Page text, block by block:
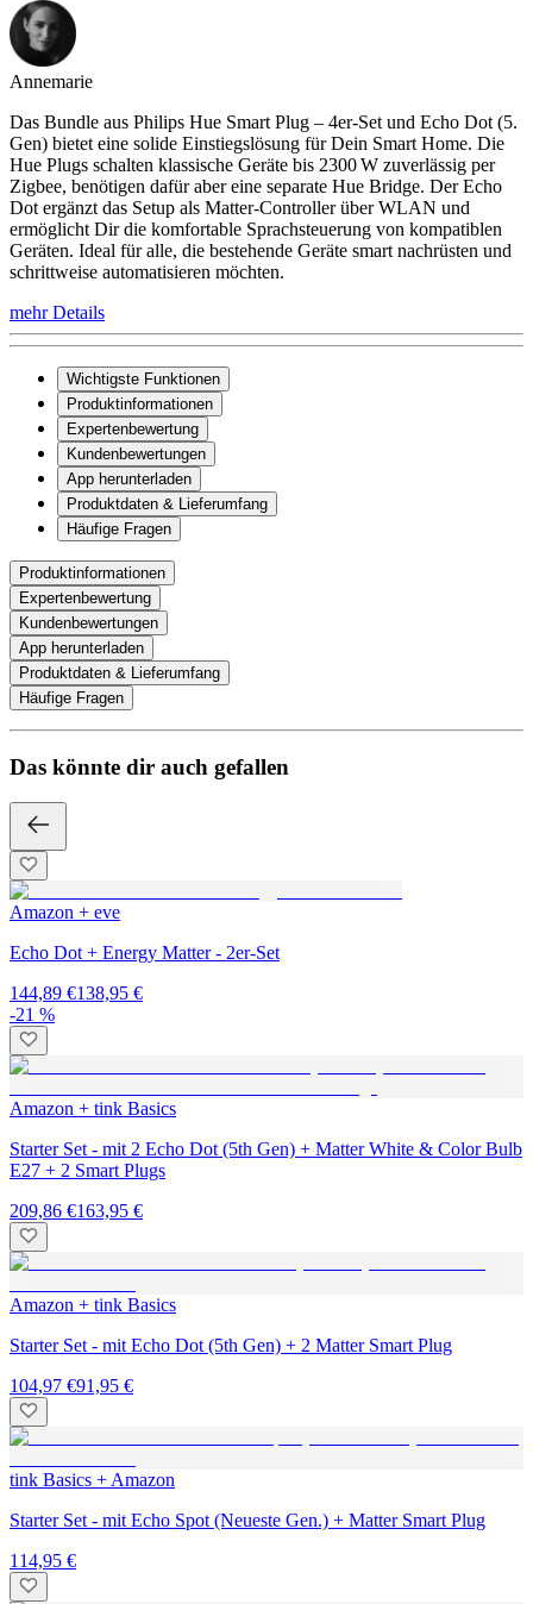
Annemarie
Das Bundle aus Philips Hue Smart Plug – 4er-Set und Echo Dot (5.
Gen) bietet eine solide Einstiegslösung für Dein Smart Home. Die
Hue Plugs schalten klassische Geräte bis 2300 W zuverlässig per
Zigbee, benötigen dafür aber eine separate Hue Bridge. Der Echo
Dot ergänzt das Setup als Matter-Controller über WLAN und
ermöglicht Dir die komfortable Sprachsteuerung von kompatiblen
Geräten. Ideal für alle, die bestehende Geräte smart nachrüsten und
schrittweise automatisieren möchten.
mehr Details
Wichtigste Funktionen
Produktinformationen
Expertenbewertung
Kundenbewertungen
App herunterladen
Produktdaten & Lieferumfang
Häufige Fragen
Produktinformationen
Expertenbewertung
Kundenbewertungen
App herunterladen
Produktdaten & Lieferumfang
Häufige Fragen
Das könnte dir auch gefallen
Amazon + eve
Echo Dot + Energy Matter - 2er-Set
144,89 €138,95 €
-21 %
Amazon + tink Basics
Starter Set - mit 2 Echo Dot (5th Gen) + Matter White & Color Bulb
E27 + 2 Smart Plugs
209,86 €163,95 €
Amazon + tink Basics
Starter Set - mit Echo Dot (5th Gen) + 2 Matter Smart Plug
104,97 €91,95 €
tink Basics + Amazon
Starter Set - mit Echo Spot (Neueste Gen.) + Matter Smart Plug
114,95 €